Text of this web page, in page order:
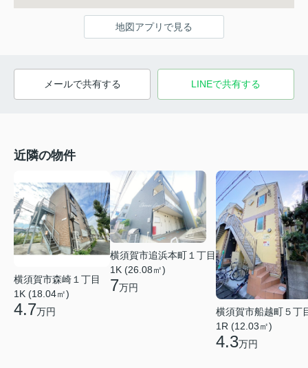
地図アプリで見る
メールで共有する LINEで共有する
近隣の物件
横須賀市森崎１丁目
1K (18.04㎡)
4.7万円
横須賀市追浜本町１丁目
1K (26.08㎡)
7万円
横須賀市船越町５丁
1R (12.03㎡)
4.3万円